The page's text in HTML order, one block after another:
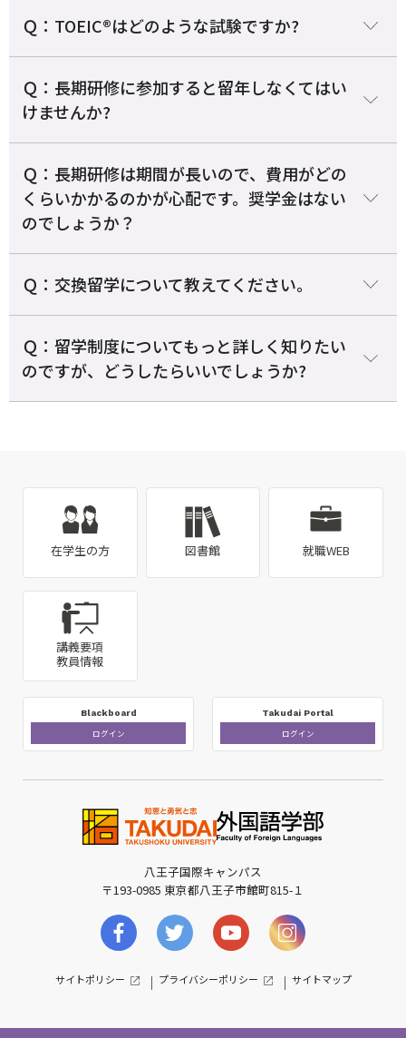
Ｑ：TOEIC®はどのような試験ですか?
Ｑ：長期研修に参加すると留年しなくてはい
けませんか?
Ｑ：長期研修は期間が長いので、費用がどの
くらいかかるのかが心配です。奨学金はない
のでしょうか？
Ｑ：交換留学について教えてください。
Ｑ：留学制度についてもっと詳しく知りたい
のですが、どうしたらいいでしょうか?
在学生の方 図書館 就職WEB
講義要項
教員情報
Blackboard
ログイン
Takudai Portal
ログイン
八王子国際キャンパス
〒193-0985 東京都八王子市館町815-１
サイトポリシー ｜ プライバシーポリシー ｜ サイトマップ